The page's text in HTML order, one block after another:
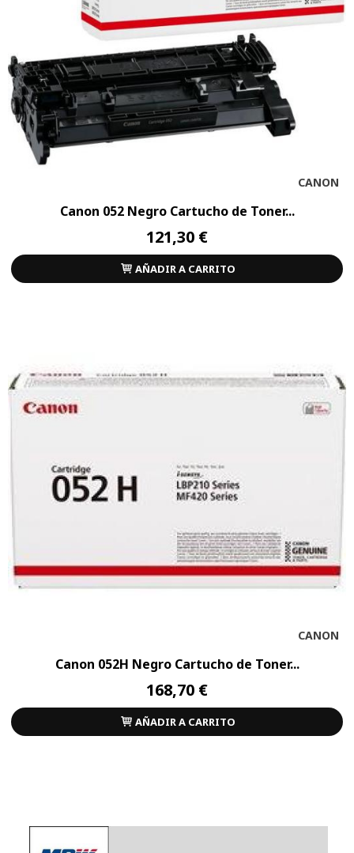
CANON
Canon 052 Negro Cartucho de Toner...
121,30 €
AÑADIR A CARRITO
CANON
Canon 052H Negro Cartucho de Toner...
168,70 €
AÑADIR A CARRITO